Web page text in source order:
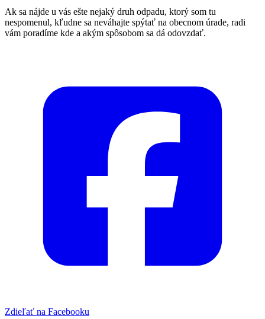
Ak sa nájde u vás ešte nejaký druh odpadu, ktorý som tu
nespomenul, kľudne sa neváhajte spýtať na obecnom úrade, radi
vám poradíme kde a akým spôsobom sa dá odovzdať.
Zdieľať na Facebooku